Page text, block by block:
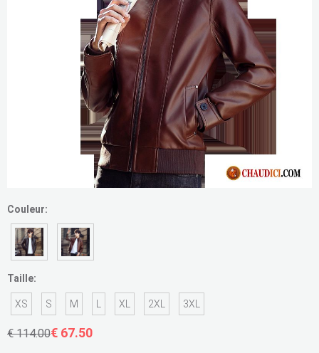
Couleur:
Taille:
XS S M XL 2XL 3XL
€ 114.00€ 67.50